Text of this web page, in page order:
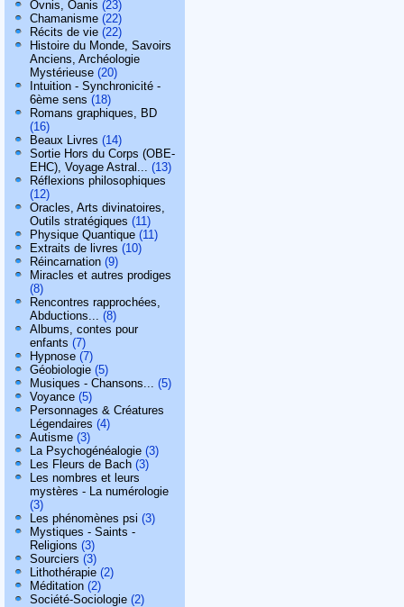
Ovnis, Oanis (23)
Chamanisme (22)
Récits de vie (22)
Histoire du Monde, Savoirs
Anciens, Archéologie
Mystérieuse (20)
Intuition - Synchronicité -
6ème sens (18)
Romans graphiques, BD
(16)
Beaux Livres (14)
Sortie Hors du Corps (OBE-
EHC), Voyage Astral... (13)
Réflexions philosophiques
(12)
Oracles, Arts divinatoires,
Outils stratégiques (11)
Physique Quantique (11)
Extraits de livres (10)
Réincarnation (9)
Miracles et autres prodiges
(8)
Rencontres rapprochées,
Abductions... (8)
Albums, contes pour
enfants (7)
Hypnose (7)
Géobiologie (5)
Musiques - Chansons... (5)
Voyance (5)
Personnages & Créatures
Légendaires (4)
Autisme (3)
La Psychogénéalogie (3)
Les Fleurs de Bach (3)
Les nombres et leurs
mystères - La numérologie
(3)
Les phénomènes psi (3)
Mystiques - Saints -
Religions (3)
Sourciers (3)
Lithothérapie (2)
Méditation (2)
Société-Sociologie (2)